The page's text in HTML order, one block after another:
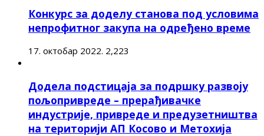
Конкурс за доделу станова под условима
непрофитног закупа на одређено време
17. октобар 2022. 2,223
Додела подстицаја за подршку развоју
пољопривреде – прерађивачке
индустрије, привреде и предузетништва
на територији АП Косово и Метохија